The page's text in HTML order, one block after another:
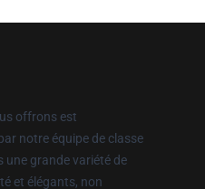
offrons est
notre équipe de classe
grande variété de
et élégants, non